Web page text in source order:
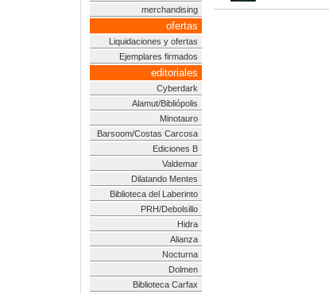
merchandising
ofertas
Liquidaciones y ofertas
Ejemplares firmados
editoriales
Cyberdark
Alamut/Bibliópolis
Minotauro
Barsoom/Costas Carcosa
Ediciones B
Valdemar
Dilatando Mentes
Biblioteca del Laberinto
PRH/Debolsillo
Hidra
Alianza
Nocturna
Dolmen
Biblioteca Carfax